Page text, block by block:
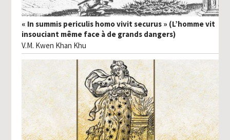
« In summis periculis homo vivit securus » (L’homme vit
insouciant même face à de grands dangers)
V.M. Kwen Khan Khu